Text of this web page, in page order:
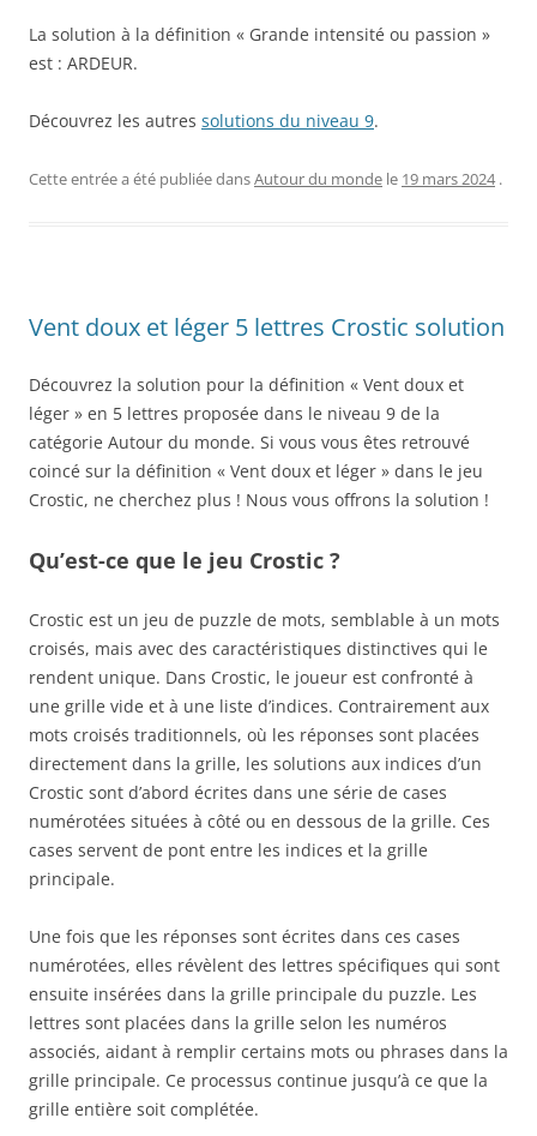
La solution à la définition « Grande intensité ou passion »
est : ARDEUR.
Découvrez les autres solutions du niveau 9.
Cette entrée a été publiée dansAutour du monde le 19 mars 2024 .
Vent doux et léger 5 lettres Crostic solution
Découvrez la solution pour la définition « Vent doux et
léger » en 5 lettres proposée dans le niveau 9 de la
catégorie Autour du monde. Si vous vous êtes retrouvé
coincé sur la définition « Vent doux et léger » dans le jeu
Crostic, ne cherchez plus ! Nous vous offrons la solution !
Qu’est-ce que le jeu Crostic ?
Crostic est un jeu de puzzle de mots, semblable à un mots
croisés, mais avec des caractéristiques distinctives qui le
rendent unique. Dans Crostic, le joueur est confronté à
une grille vide et à une liste d’indices. Contrairement aux
mots croisés traditionnels, où les réponses sont placées
directement dans la grille, les solutions aux indices d’un
Crostic sont d’abord écrites dans une série de cases
numérotées situées à côté ou en dessous de la grille. Ces
cases servent de pont entre les indices et la grille
principale.
Une fois que les réponses sont écrites dans ces cases
numérotées, elles révèlent des lettres spécifiques qui sont
ensuite insérées dans la grille principale du puzzle. Les
lettres sont placées dans la grille selon les numéros
associés, aidant à remplir certains mots ou phrases dans la
grille principale. Ce processus continue jusqu’à ce que la
grille entière soit complétée.